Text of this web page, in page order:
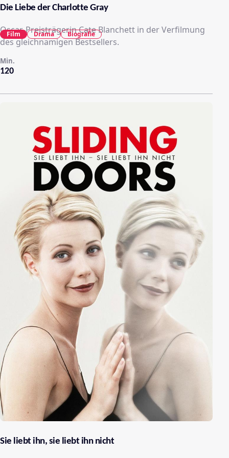
Die Liebe der Charlotte Gray
Oscar-Preisträgerin Cate Blanchett in der Verfilmung
des gleichnamigen Bestsellers.
120
Min.
Film Drama Biografie
Sie liebt ihn, sie liebt ihn nicht